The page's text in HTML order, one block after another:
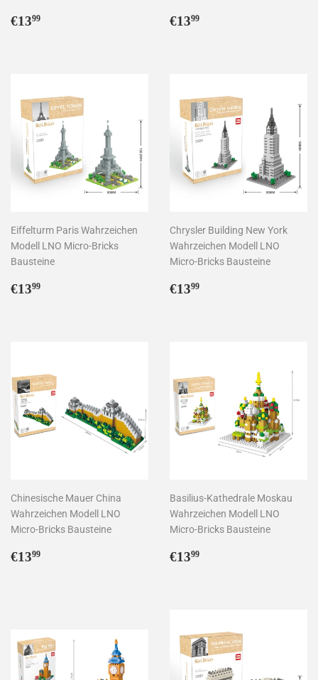
Normaler
€1399
Normaler
€1399
Eiffelturm Paris Wahrzeichen
Modell LNO Micro-Bricks
Bausteine
Normaler
€1399
Chrysler Building New York
Wahrzeichen Modell LNO
Micro-Bricks Bausteine
Normaler
€1399
Chinesische Mauer China
Wahrzeichen Modell LNO
Micro-Bricks Bausteine
Normaler
€1399
Basilius-Kathedrale Moskau
Wahrzeichen Modell LNO
Micro-Bricks Bausteine
Normaler
€1399